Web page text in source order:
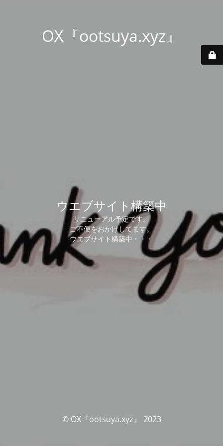
OX『ootsuya.xyz』
ウエブサイト構築中
リニューアル予定です。
ご不便をおかけしてます。
ウエブサイト構築中・・・
© OX『ootsuya.xyz』 2023